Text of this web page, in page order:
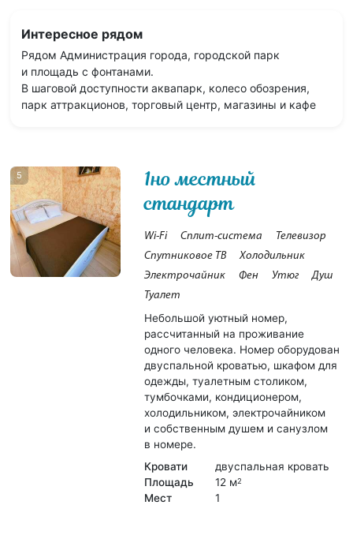
Интересное рядом
Рядом Администрация города, городской парк
и площадь с фонтанами.
В шаговой доступности аквапарк, колесо обозрения,
парк аттракционов, торговый центр, магазины и кафе
5
1но местный
стандарт
Wi-Fi Сплит-система
Телевизор
Спутниковое ТВ
Холодильник
Электрочайник
Фен Утюг
Душ
Туалет
Небольшой уютный номер,
рассчитанный на проживание
одного человека. Номер оборудован
двуспальной кроватью, шкафом для
одежды, туалетным столиком,
тумбочками, кондиционером,
холодильником, электрочайником
и собственным душем и санузлом
в номере.
Кровати
двуспальная кровать
Площадь
12 м2
Мест 1